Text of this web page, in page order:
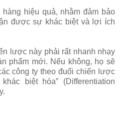
hiệu quả, nhằm đảm bảo
được sự khác biệt và lợi ích
lược này phải rất nhanh nhạy
phẩm mới. Nếu không, họ sẽ
công ty theo đuổi chiến lược
biệt hóa” (Differentiation